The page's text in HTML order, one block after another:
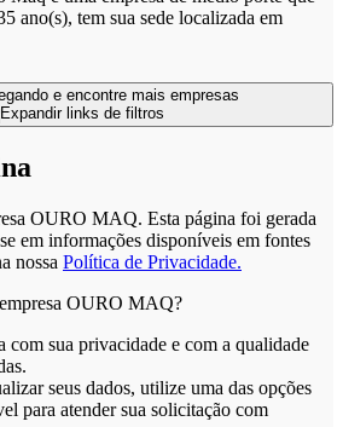
ano(s), tem sua sede localizada em
OURO MAQ. Esta página foi gerada
em informações disponíveis em fontes
nossa Política de Privacidade.
OURO MAQ?
com sua privacidade e com a qualidade
seus dados, utilize uma das opções
para atender sua solicitação com